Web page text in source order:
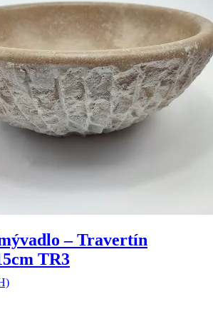
– Travertín
TR3